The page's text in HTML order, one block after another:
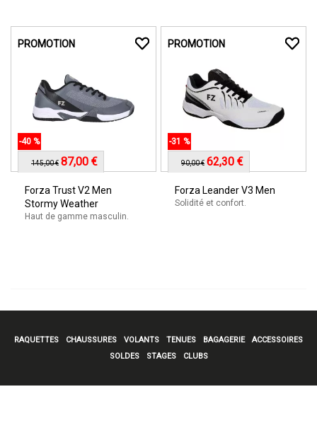
PROMOTION
Forza Trust V2 Men
Stormy Weather
Haut de gamme masculin.
-40 %
145,00 € 87,00 €
PROMOTION
Forza Leander V3 Men
Solidité et confort.
-31 %
90,00 € 62,30 €
RAQUETTES CHAUSSURES VOLANTS TENUES BAGAGERIE
ACCESSOIRES
SOLDES
STAGES CLUBS